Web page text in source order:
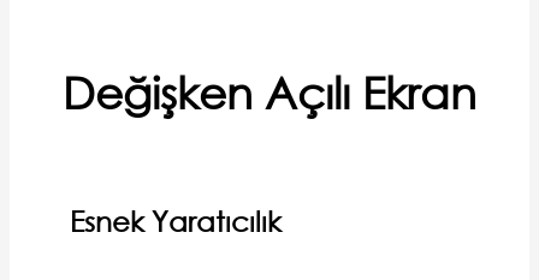
Değişken Açılı Ekran
Esnek Yaratıcılık